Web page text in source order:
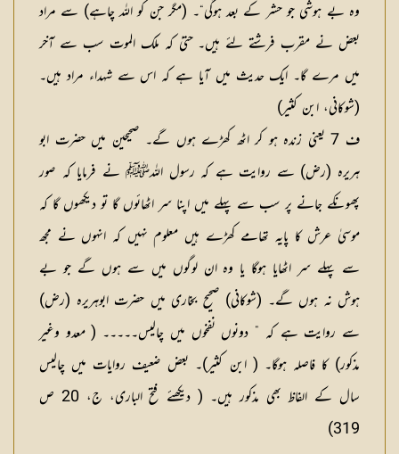
وہ بے ہوشی جو حشر کے بعد ہوگی“۔ (مگر جن کو اللہ چاہے) سے مراد
بعض نے مقرب فرشتے لئے ہیں۔ حتیٰ کہ ملک الموت سب سے آخر
میں مرے گا۔ ایک حدیث میں آیا ہے کہ اس سے شہداء مراد ہیں۔
(شوکانی، ابن کثیر)
ف 7 یعنی زندہ ہو کر اٹھ کھڑے ہوں گے۔ صحیحین میں حضرت ابو
ہریرہ (رض) سے روایت ہے کہ رسول اللہﷺ نے فرمایا کہ صور
پھونکے جانے پر سب سے پہلے میں اپنا سر اٹھائوں گا تو دیکھوں گا کہ
موسیٰ عرش کا پایہ تھامے کھڑے ہیں معلوم نہیں کہ انہوں نے مجھ
سے پہلے سر اٹھایا ہوگا یا وہ ان لوگوں میں سے ہوں گے جو بے
ہوش نہ ہوں گے۔ (شوکانی) صحیح بخاری میں حضرت ابوہریرہ (رض)
سے روایت ہے کہ ” دونوں نفخوں میں چالیس۔۔۔۔۔ ( معدو وغیر
مذکور) کا فاصلہ ہوگا۔ ( ابن کثیر)۔ بعض ضعیف روایات میں چالیس
سال کے الفاظ بھی مذکور ہیں۔ ( دیکھئے فتح الباری، ج، 20 ص
319)